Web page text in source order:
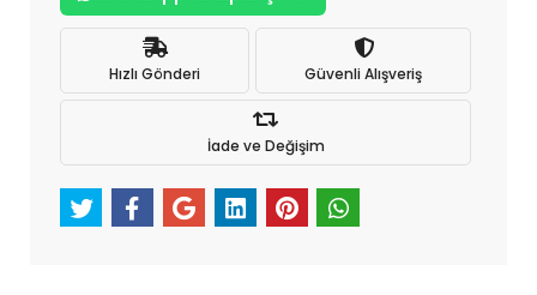
Hızlı Gönderi Güvenli Alışveriş
İade ve Değişim